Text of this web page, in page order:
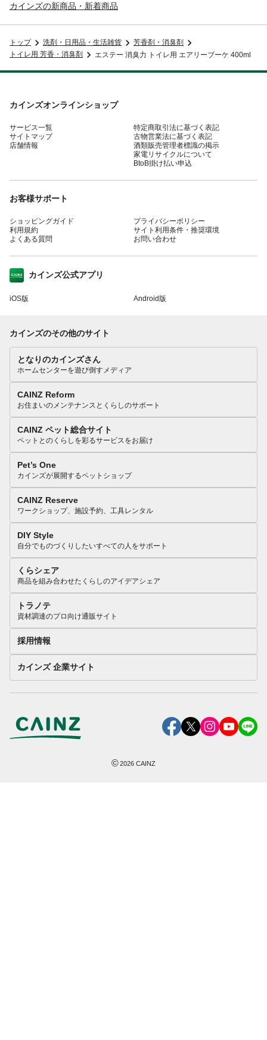
カインズの新商品・新着商品
トップ 洗剤・日用品・生活雑貨
芳香剤・消臭剤
トイレ用 芳香・消臭剤
エステー 消臭力 トイレ用 エアリーブーケ 400ml
カインズオンラインショップ
サービス一覧
サイトマップ
店舗情報
特定商取引法に基づく表記
古物営業法に基づく表記
酒類販売管理者標識の掲示
家電リサイクルについて
BtoB掛け払い申込
お客様サポート
ショッピングガイド
利用規約
よくある質問
プライバシーポリシー
サイト利用条件・推奨環境
お問い合わせ
カインズ公式アプリ
iOS版 Android版
カインズのその他のサイト
となりのカインズさん
ホームセンターを遊び倒すメディア
CAINZ Reform
お住まいのメンテナンスとくらしのサポート
CAINZ ペット総合サイト
ペットとのくらしを彩るサービスをお届け
Pet’s One
カインズが展開するペットショップ
CAINZ Reserve
ワークショップ、施設予約、工具レンタル
DIY Style
自分でものづくりしたいすべての人をサポート
くらシェア
商品を組み合わせたくらしのアイデアシェア
トラノテ
資材調達のプロ向け通販サイト
採用情報
カインズ 企業サイト
©2026 CAINZ